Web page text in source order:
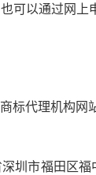
可以通过网
标代理机构
圳市福田区